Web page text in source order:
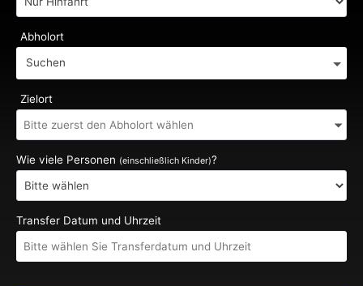
Abholort
Suchen
Zielort
Wie viele Personen (einschließlich Kinder)?
Transfer Datum und Uhrzeit